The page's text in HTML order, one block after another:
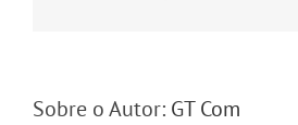
Sobre o Autor: GT Com